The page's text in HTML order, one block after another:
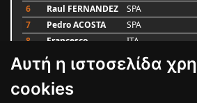
Αυτή η ιστοσελίδα
cookies
6 Raul FERNANDEZ SPA
7
Pedro ACOSTA SPA
8
Francesco ITA
9 Alex MARQUEZ SPA
Luca MARINI